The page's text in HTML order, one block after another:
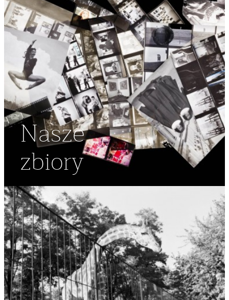
Nasze
zbiory